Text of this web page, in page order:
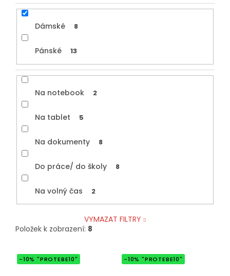
Dámské 8
Pánské 13
Na notebook 2
Na tablet 5
Na dokumenty 8
Do práce/ do školy 8
Na volný čas 2
VYMAZAT FILTRY
Položek k zobrazení: 8
-10% "PROTEBE10" -10% "PROTEBE10"